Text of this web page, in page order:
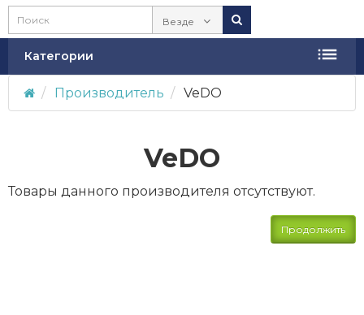
Везде
Категории
Производитель VeDO
VeDO
Товары данного производителя отсутствуют.
Продолжить